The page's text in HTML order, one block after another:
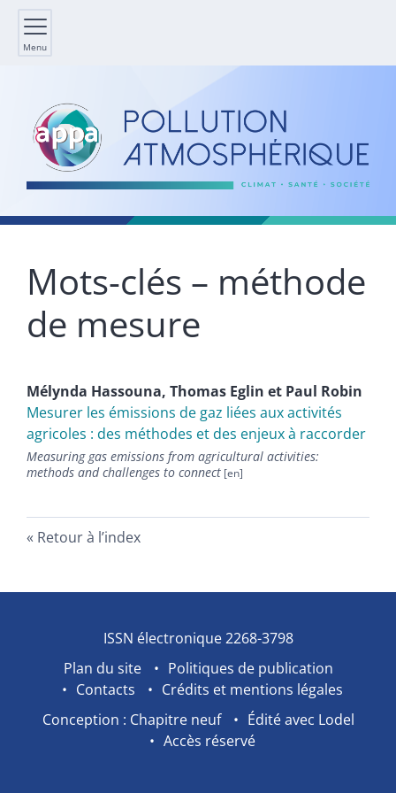
Menu
Mots-clés – méthode
de mesure
Mélynda Hassouna, Thomas Eglin et Paul Robin
Mesurer les émissions de gaz liées aux activités
agricoles : des méthodes et des enjeux à raccorder
Measuring gas emissions from agricultural activities:
methods and challenges to connect
Retour à l’index
ISSN électronique 2268-3798
Plan du site
Politiques de publication
Contacts
Crédits et mentions légales
Conception : Chapitre neuf
Édité avec Lodel
Accès réservé